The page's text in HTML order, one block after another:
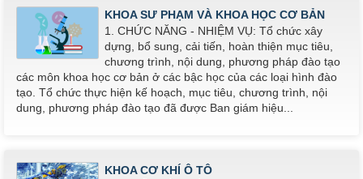
KHOA SƯ PHẠM VÀ KHOA HỌC CƠ BẢN
1. CHỨC NĂNG - NHIỆM VỤ: Tổ chức xây
dựng, bổ sung, cải tiến, hoàn thiện mục tiêu,
chương trình, nội dung, phương pháp đào tạo
các môn khoa học cơ bản ở các bậc học của các loại hình đào
tạo. Tổ chức thực hiện kế hoạch, mục tiêu, chương trình, nội
dung, phương pháp đào tạo đã được Ban giám hiệu...
KHOA CƠ KHÍ Ô TÔ